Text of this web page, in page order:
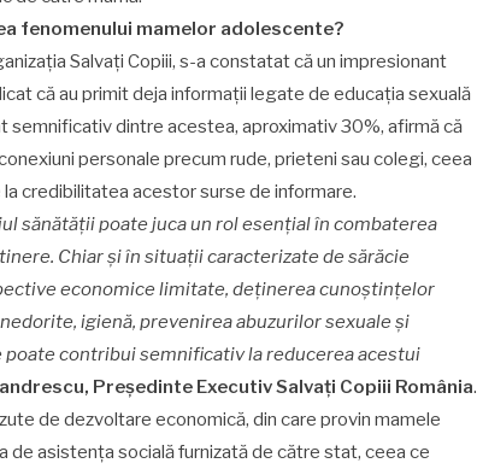
fenomenului mamelor adolescente?
Salvați Copiii, s-a constatat că un impresionant
că au primit deja informații legate de educația sexuală
semnificativ dintre acestea, aproximativ 30%, afirmă că
personale precum rude, prieteni sau colegi, ceea
credibilitatea acestor surse de informare.
sănătății poate juca un rol esențial în combaterea
Chiar și în situații caracterizate de sărăcie
economice limitate, deținerea cunoștințelor
igienă, prevenirea abuzurilor sexuale și
contribui semnificativ la reducerea acestui
Președinte Executiv Salvați Copiii România.
de dezvoltare economică, din care provin mamele
asistența socială furnizată de către stat, ceea ce